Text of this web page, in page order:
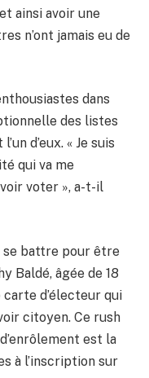
ainsi avoir une
n’ont jamais eu de
dans
des listes
d’eux. « Je suis
qui va me
voter », a-t-il
se battre pour être
Baldé, âgée de 18
d’électeur qui
citoyen. Ce rush
est la
à l’inscription sur